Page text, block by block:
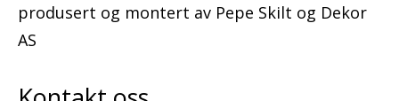
produsert og montert av Pepe Skilt og Dekor
AS